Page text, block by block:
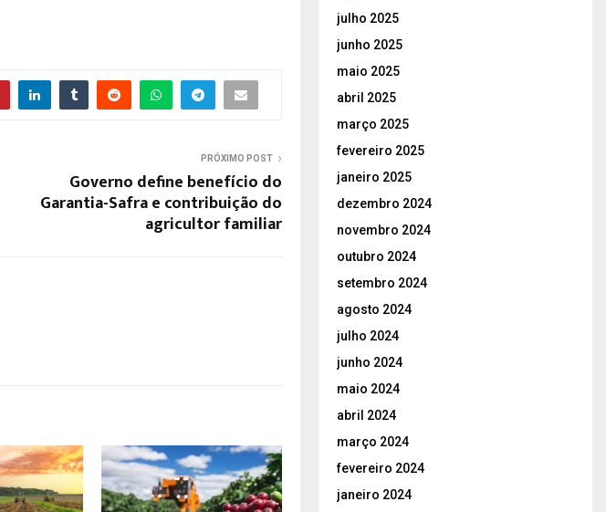
PRÓXIMO POST
Governo define benefício do
Garantia-Safra e contribuição do
agricultor familiar
julho 2025
junho 2025
maio 2025
abril 2025
março 2025
fevereiro 2025
janeiro 2025
dezembro 2024
novembro 2024
outubro 2024
setembro 2024
agosto 2024
julho 2024
junho 2024
maio 2024
abril 2024
março 2024
fevereiro 2024
janeiro 2024